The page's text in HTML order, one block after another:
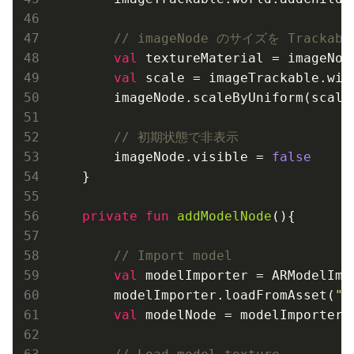
// imageNode のサイズを Trackable
val
textureMaterial =
val
scale =
// 初期状態で非表示
        imageNode.visible =
false
    }
private fun addModelNode () {
// Import model
val
modelImporter =
        modelImporter.loadFromAsset(
val
modelNode =